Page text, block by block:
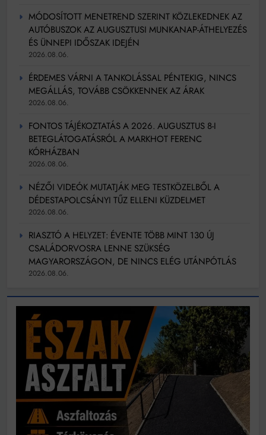
MÓDOSÍTOTT MENETREND SZERINT KÖZLEKEDNEK AZ
AUTÓBUSZOK AZ AUGUSZTUSI MUNKANAP-ÁTHELYEZÉS
ÉS ÜNNEPI IDŐSZAK IDEJÉN
2026.08.06.
ÉRDEMES VÁRNI A TANKOLÁSSAL PÉNTEKIG, NINCS
MEGÁLLÁS, TOVÁBB CSÖKKENNEK AZ ÁRAK
2026.08.06.
FONTOS TÁJÉKOZTATÁS A 2026. AUGUSZTUS 8-I
BETEGLÁTOGATÁSRÓL A MARKHOT FERENC
KÓRHÁZBAN
2026.08.06.
NÉZŐI VIDEÓK MUTATJÁK MEG TESTKÖZELBŐL A
DÉDESTAPOLCSÁNYI TŰZ ELLENI KÜZDELMET
2026.08.06.
RIASZTÓ A HELYZET: ÉVENTE TÖBB MINT 130 ÚJ
CSALÁDORVOSRA LENNE SZÜKSÉG
MAGYARORSZÁGON, DE NINCS ELÉG UTÁNPÓTLÁS
2026.08.06.